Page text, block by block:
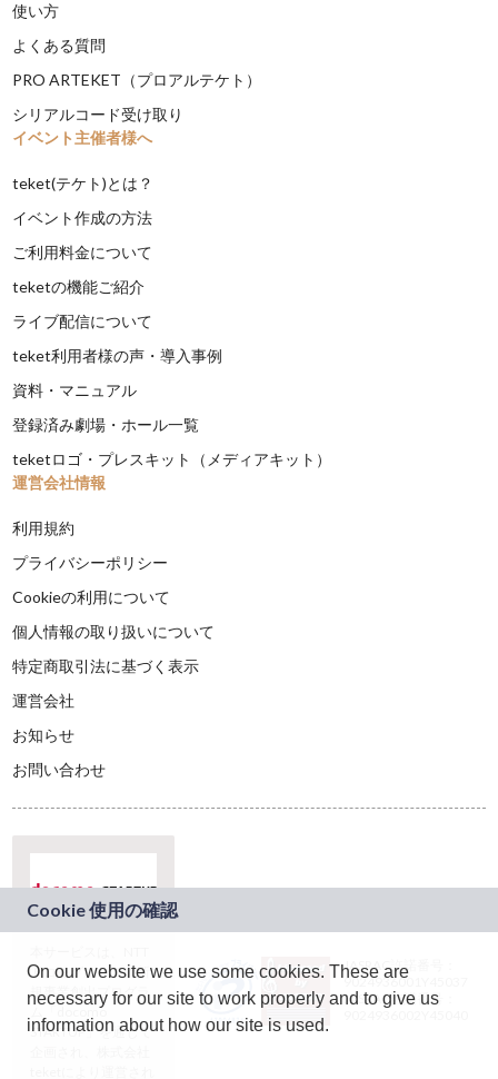
使い方
よくある質問
PRO ARTEKET（プロアルテケト）
シリアルコード受け取り
イベント主催者様へ
teket(テケト)とは？
イベント作成の方法
ご利用料金について
teketの機能ご紹介
ライブ配信について
teket利用者様の声・導入事例
資料・マニュアル
登録済み劇場・ホール一覧
teketロゴ・プレスキット（メディアキット）
運営会社情報
利用規約
プライバシーポリシー
Cookieの利用について
個人情報の取り扱いについて
特定商取引法に基づく表示
運営会社
お知らせ
お問い合わせ
ドコモグループの新
規事業創出プログラ
ム「docomo
STARTUP」を通じて
JASRAC許諾番号：
9024936001Y45037
JASRAC許諾番号：
On our website we use some cookies. These are
necessary for our site to work properly and to give us
information about how our site is used.